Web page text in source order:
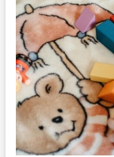
f
o
r
ó
s
á
g
r
a
.
f
a
r
í
t
é
s
: